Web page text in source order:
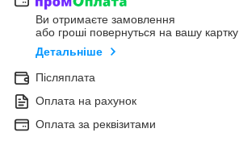
Ви отримаєте замовлення
або гроші повернуться на вашу картку
Детальніше
Післяплата
Оплата на рахунок
Оплата за реквізитами